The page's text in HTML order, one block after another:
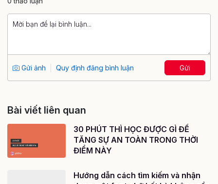
Gửi ảnh Quy định đăng bình luận Gửi
Bài viết liên quan
30 PHÚT THÌ HỌC ĐƯỢC GÌ ĐỂ
TĂNG SỰ AN TOÀN TRONG THỜI
ĐIỂM NÀY
Hướng dẫn cách tìm kiếm và nhận